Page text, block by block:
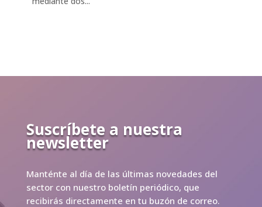
Suscríbete a nuestra
newsletter
Manténte al día de las últimas novedades del
sector con nuestro boletín periódico, que
recibirás directamente en tu buzón de correo.